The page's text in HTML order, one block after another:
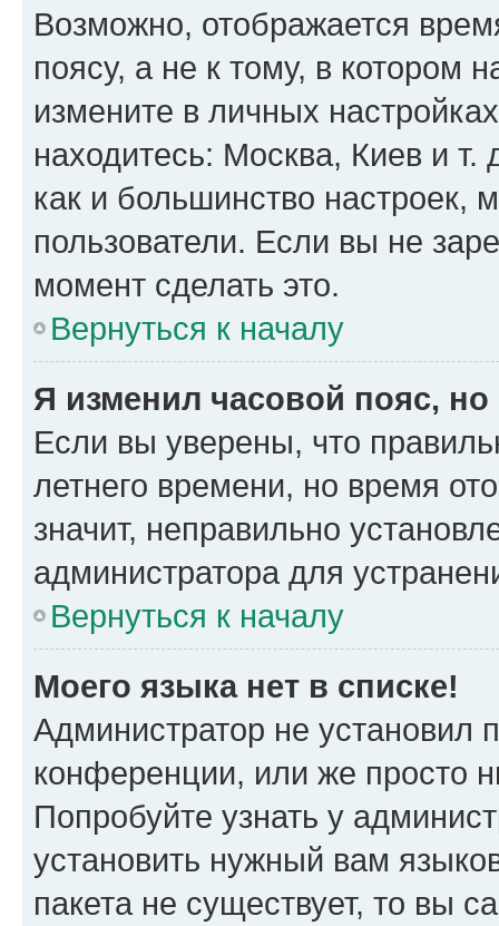
Возможно, отображается
поясу, а не к тому, в котором
измените в личных
находитесь: Москва, Киев и т.
как и большинство настроек,
пользователи. Если вы не
момент сделать это.
Вернуться к началу
Я изменил часовой пояс,
Если вы уверены, что
летнего времени, но время
значит, неправильно
администратора для
Вернуться к началу
Моего языка нет в списке!
Администратор не установил
конференции, или же просто
Попробуйте узнать у
установить нужный вам
пакета не существует, то вы